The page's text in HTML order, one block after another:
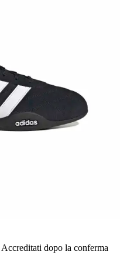
Accreditati dopo la conferma